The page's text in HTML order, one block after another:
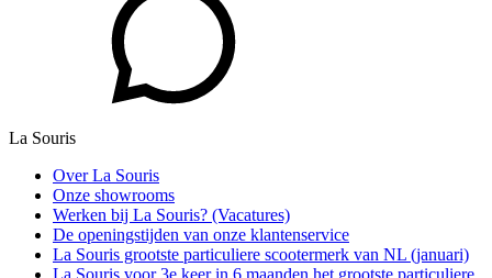
La Souris
Over La Souris
Onze showrooms
Werken bij La Souris? (Vacatures)
De openingstijden van onze klantenservice
La Souris grootste particuliere scootermerk van NL (januari)